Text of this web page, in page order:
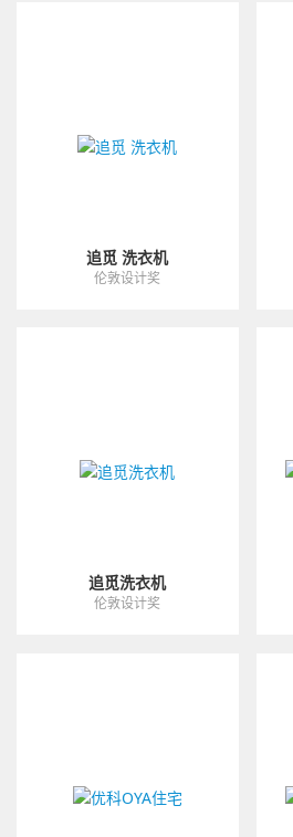
追觅 洗衣机
伦敦设计奖
追觅洗衣机
伦敦设计奖